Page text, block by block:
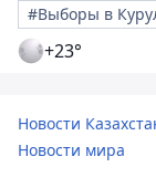
#Выборы в
+23°
Новости
Новости мира